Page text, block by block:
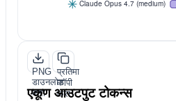
PNG
डाउनलोड
करा
प्रतिमा
कॉपी
करा
एकूण आउटपुट टोकन्स